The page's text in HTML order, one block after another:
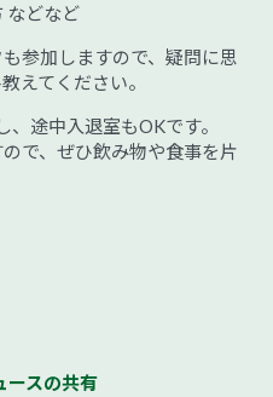
などなど
参加しますので、疑問に思
えてください。
途中入退室もOKです。
で、ぜひ飲み物や食事を片
ースの共有